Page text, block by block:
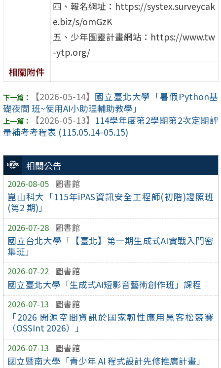
相關公告
2026-08-05 圖書館
崑山科大「115年iPAS資訊安全工程師(初階)證照班
(第2 期)」
2026-07-28 圖書館
國立台北大學「【臺北】第一期生成式AI實戰入門密
集班」
2026-07-22 圖書館
國立臺北大學「生成式AI短影音藝術創作班」課程
2026-07-13 圖書館
「2026 開源空間資訊於國家韌性應用黑客松競賽
（OSSInt 2026）」
2026-07-13 圖書館
國立暨南大學「青少年 AI 程式設計先修推廣計畫」
四、報名網址：https://systex.surveycak
e.biz/s/omGzK
五、少年圖靈計畫網站：https://www.tw
-ytp.org/
相關附件
【2026-05-14】 國立臺北大學「暑假Python基
礎夜間 班~使用AI小助理輔助教學」
【2026-05-13】 114學年度第2學期第2次定期評
量補考考程表 (115.05.14-05.15)